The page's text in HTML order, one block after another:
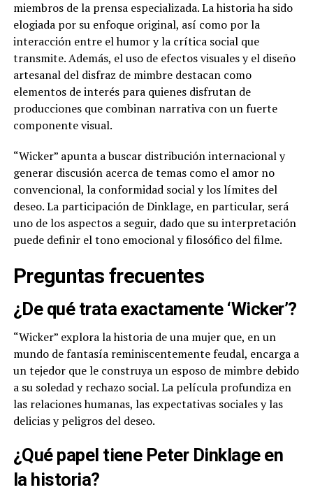
miembros de la prensa especializada. La historia ha sido
elogiada por su enfoque original, así como por la
interacción entre el humor y la crítica social que
transmite. Además, el uso de efectos visuales y el diseño
artesanal del disfraz de mimbre destacan como
elementos de interés para quienes disfrutan de
producciones que combinan narrativa con un fuerte
componente visual.
“Wicker” apunta a buscar distribución internacional y
generar discusión acerca de temas como el amor no
convencional, la conformidad social y los límites del
deseo. La participación de Dinklage, en particular, será
uno de los aspectos a seguir, dado que su interpretación
puede definir el tono emocional y filosófico del filme.
Preguntas frecuentes
¿De qué trata exactamente ‘Wicker’?
“Wicker” explora la historia de una mujer que, en un
mundo de fantasía reminiscentemente feudal, encarga a
un tejedor que le construya un esposo de mimbre debido
a su soledad y rechazo social. La película profundiza en
las relaciones humanas, las expectativas sociales y las
delicias y peligros del deseo.
¿Qué papel tiene Peter Dinklage en
la historia?